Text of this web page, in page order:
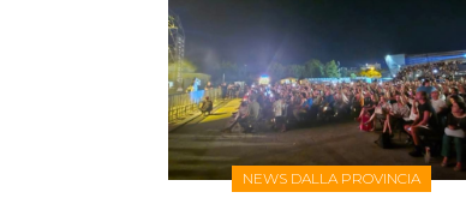
NEWS DALLA PROVINCIA